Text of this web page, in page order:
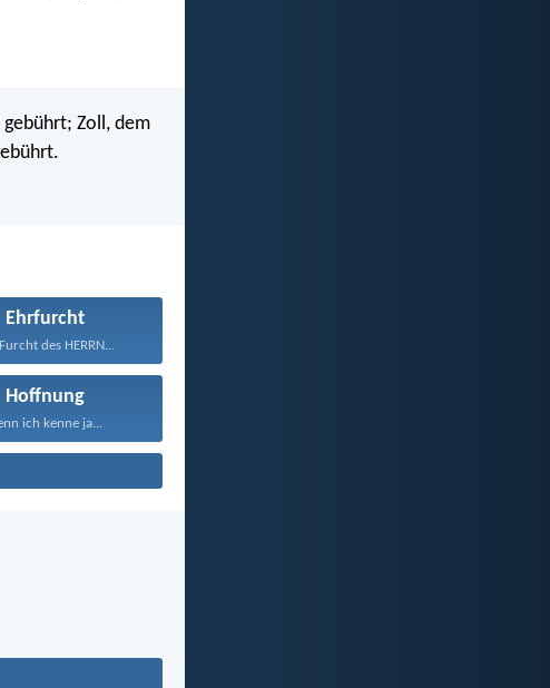
Zoll, dem
Ehrfurcht
des HERRN...
Hoffnung
ich kenne ja...